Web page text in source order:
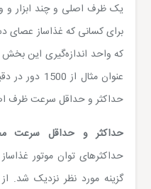
یک ظرف اصلی و چند ابزار و
برای کسانی که غذاساز عصای
که واحد اندازه‌گیری این
حداکثر و حداقل سرعت ظرف
حداکثر و حداقل سرعت
حداکثرهای توان موتور
گزینه مورد نظر نزدیک شد. از